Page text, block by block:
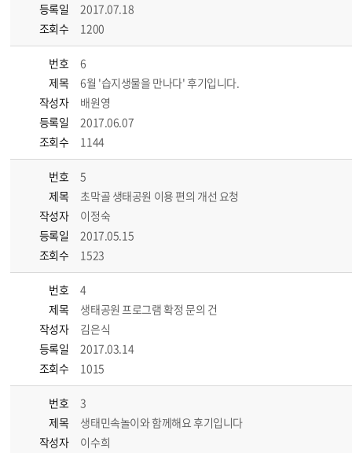
등록일
2017.07.18
조회수
1200
번호
6
제목
6월 '습지생물을 만나다' 후기입니다.
작성자
배원영
등록일
2017.06.07
조회수
1144
번호
5
제목
초막골 생태공원 이용 편의 개선 요청
작성자
이정숙
등록일
2017.05.15
조회수
1523
번호
4
제목
생태공원 프로그램 확정 문의 건
작성자
김은식
등록일
2017.03.14
조회수
1015
번호
3
제목
생태민속놀이와 함께해요 후기입니다
작성자
이수희